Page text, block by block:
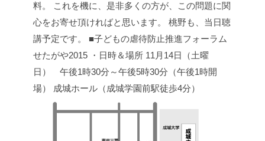
料。
これを機に、是非多くの方が、この問題に関
心をお寄せ頂ければと思います。
桃野も、当日聴
講予定です。
■子どもの虐待防止推進フォーラム
せたがや2015 ・日時＆場所 11月14日（土曜
日） 午後1時30分～午後5時30分（午後1時開
場）
成城ホール（成城学園前駅徒歩4分）